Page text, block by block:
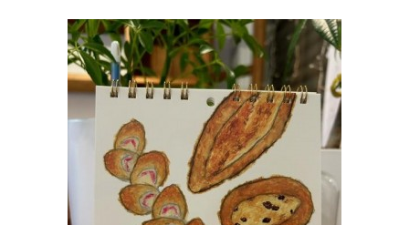
c
e
b
o
k
tt
er
e